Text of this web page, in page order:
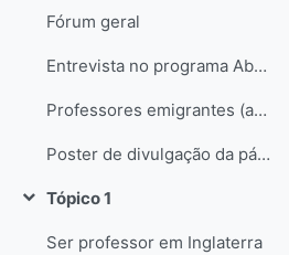
Fórum geral
Entrevista no programa Abraço de Domingo (RDP internacional)
Professores emigrantes (artigo no semanário Sol, edição de 31-05-08)
Poster de divulgação da página
Contrair
Tópico 1
Ser professor em Inglaterra